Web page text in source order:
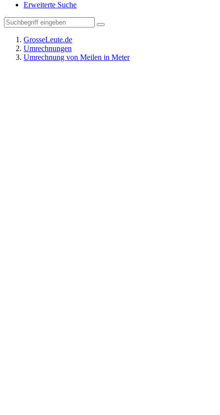
Erweiterte Suche
GrosseLeute.de
Umrechnungen
Umrechnung von Meilen in Meter